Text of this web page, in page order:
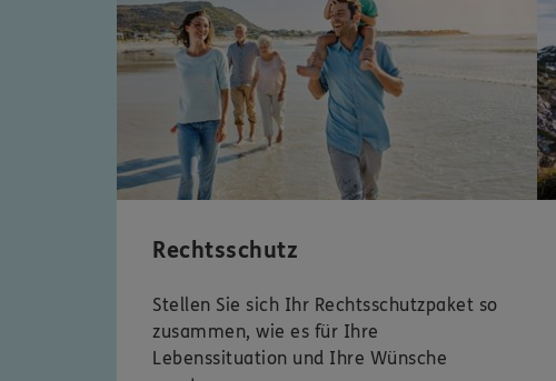
Rechtsschutz
Stellen Sie sich Ihr Rechtsschutzpaket so
zusammen, wie es für Ihre
Lebenssituation und Ihre Wünsche